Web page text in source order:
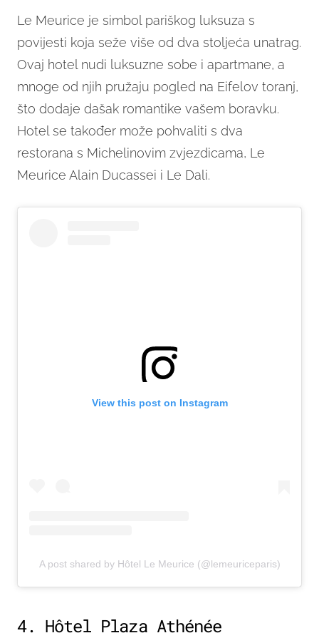
Le Meurice je simbol pariškog luksuza s
povijesti koja seže više od dva stoljeća unatrag.
Ovaj hotel nudi luksuzne sobe i apartmane, a
mnoge od njih pružaju pogled na Eifelov toranj,
što dodaje dašak romantike vašem boravku.
Hotel se također može pohvaliti s dva
restorana s Michelinovim zvjezdicama, Le
Meurice Alain Ducassei i Le Dali.
View this post on Instagram
A post shared by Hôtel Le Meurice (@lemeuriceparis)
4. Hôtel Plaza Athénée